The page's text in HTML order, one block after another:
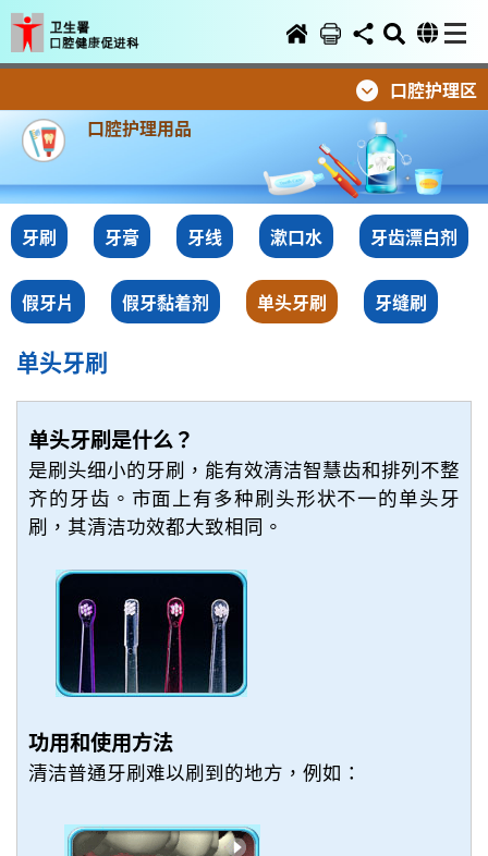
口腔护理区
口腔护理用品
牙刷 牙膏 牙线 漱口水 牙齿漂白剂
假牙片 假牙黏着剂 单头牙刷 牙缝刷
单头牙刷
单头牙刷是什么？
是刷头细小的牙刷，能有效清洁智慧齿和排列不整
齐的牙齿。市面上有多种刷头形状不一的单头牙
刷，其清洁功效都大致相同。
功用和使用方法
清洁普通牙刷难以刷到的地方，例如：